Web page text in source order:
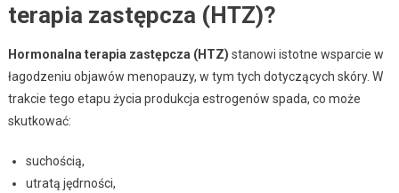
terapia zastępcza (HTZ)?
Hormonalna terapia zastępcza (HTZ) stanowi istotne wsparcie w
łagodzeniu objawów menopauzy, w tym tych dotyczących skóry. W
trakcie tego etapu życia produkcja estrogenów spada, co może
skutkować:
suchością,
utratą jędrności,